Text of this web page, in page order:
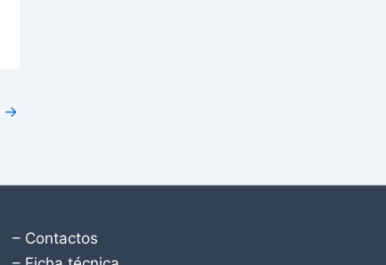
→
– Contactos